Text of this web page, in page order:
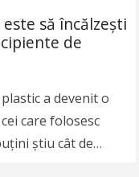
să încălzeşti
de
a devenit o
care folosesc
ştiu cât de